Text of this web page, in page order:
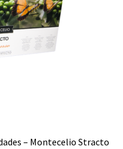
– Montecelio Stracto